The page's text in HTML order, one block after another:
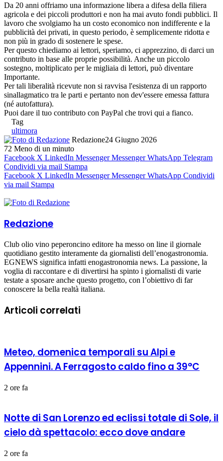
Da 20 anni offriamo una informazione libera a difesa della filiera
agricola e dei piccoli produttori e non ha mai avuto fondi pubblici. Il
lavoro che svolgiamo ha un costo economico non indifferente e la
pubblicità dei privati, in questo periodo, è semplicemente ridotta e
non più in grado di sostenere le spese.
Per questo chiediamo ai lettori, speriamo, ci apprezzino, di darci un
contributo in base alle proprie possibilità. Anche un piccolo
sostegno, moltiplicato per le migliaia di lettori, può diventare
Importante.
Per tali liberalità ricevute non si ravvisa l'esistenza di un rapporto
sinallagmatico tra le parti e pertanto non dev'essere emessa fattura
(né autofattura).
Puoi dare il tuo contributo con PayPal che trovi qui a fianco.
Tag
ultimora
Redazione24 Giugno 2026
72 Meno di un minuto
Facebook X LinkedIn Messenger Messenger WhatsApp Telegram
Condividi via mail Stampa
Facebook X LinkedIn Messenger Messenger WhatsApp Condividi
via mail Stampa
Redazione
Club olio vino peperoncino editore ha messo on line il giornale
quotidiano gestito interamente da giornalisti dell’enogastronomia.
EGNEWS significa infatti enogastronomia news. La passione, la
voglia di raccontare e di divertirsi ha spinto i giornalisti di varie
testate a sposare anche questo progetto, con l’obiettivo di far
conoscere la bella realtà italiana.
Articoli correlati
Meteo, domenica temporali su Alpi e
Appennini. A Ferragosto caldo fino a 39°C
2 ore fa
Notte di San Lorenzo ed eclissi totale di Sole, il
cielo dà spettacolo: ecco dove andare
2 ore fa